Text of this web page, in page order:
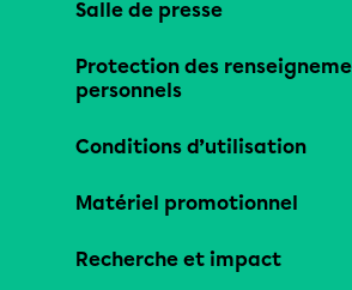
Salle de presse
Protection des
personnels
Conditions d’utilisation
Matériel promotionnel
Recherche et impact